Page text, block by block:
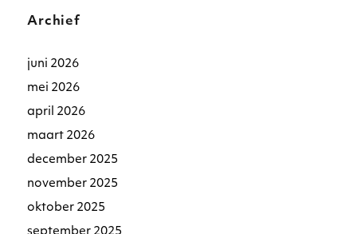
Archief
juni 2026
mei 2026
april 2026
maart 2026
december 2025
november 2025
oktober 2025